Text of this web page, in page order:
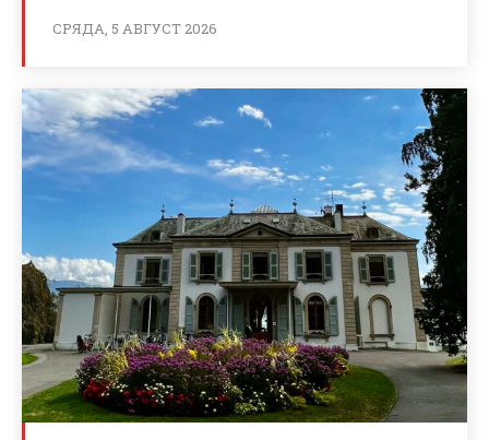
СРЯДА, 5 АВГУСТ 2026